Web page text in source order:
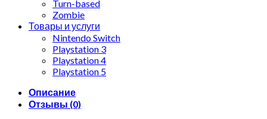
Turn-based
Zombie
Товары и услуги
Nintendo Switch
Playstation 3
Playstation 4
Playstation 5
Описание
Отзывы (0)